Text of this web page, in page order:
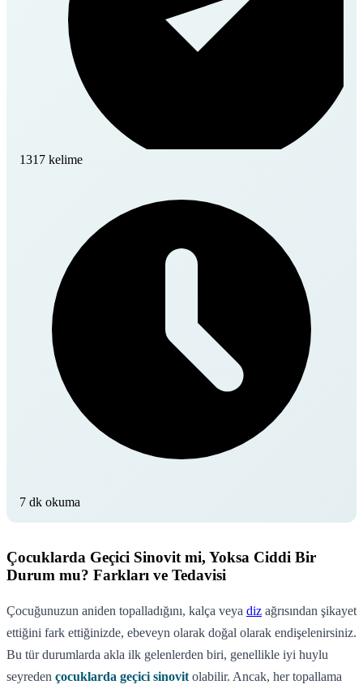
1317 kelime
7 dk okuma
Çocuklarda Geçici Sinovit mi, Yoksa Ciddi Bir
Durum mu? Farkları ve Tedavisi
Çocuğunuzun aniden topalladığını, kalça veya diz ağrısından şikayet
ettiğini fark ettiğinizde, ebeveyn olarak doğal olarak endişelenirsiniz.
Bu tür durumlarda akla ilk gelenlerden biri, genellikle iyi huylu
seyreden çocuklarda geçici sinovit olabilir. Ancak, her topallama